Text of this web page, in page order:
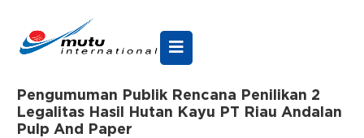
Pengumuman Publik Rencana Penilikan 2
Legalitas Hasil Hutan Kayu PT Riau Andalan
Pulp And Paper